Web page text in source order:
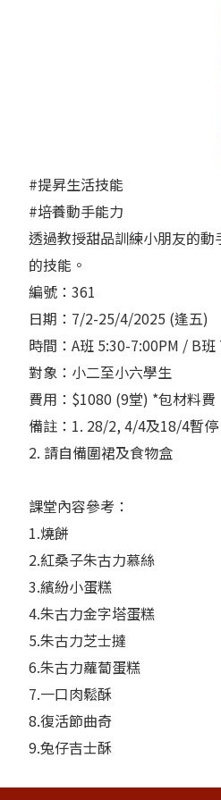
#提昇生活技能
#培養動手能力
透過教授甜品訓練小朋友的
的技能。
編號：361
日期：7/2-25/4/2025 (逢五)
時間：A班 5:30-7:00PM / B班
對象：小二至小六學生
費用：$1080 (9堂) *包材料費
備註：1. 28/2, 4/4及18/4暫停
2. 請自備圍裙及食物盒
課堂內容參考：
1.燒餅
2.紅桑子朱古力慕絲
3.繽紛小蛋糕
4.朱古力金字塔蛋糕
5.朱古力芝士撻
6.朱古力蘿蔔蛋糕
7.一口肉鬆酥
8.復活節曲奇
9.兔仔吉士酥